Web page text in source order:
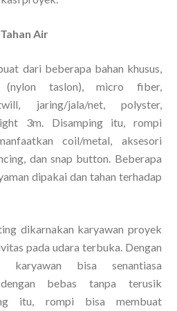
Air
dari beberapa bahan khusus,
taslon), micro fiber,
jaring/jala/net, polyster,
3m. Disamping itu, rompi
coil/metal, aksesori
dan snap button. Beberapa
dipakai dan tahan terhadap
dikarnakan karyawan proyek
pada udara terbuka. Dengan
karyawan bisa senantiasa
bebas tanpa terusik
itu, rompi bisa membuat